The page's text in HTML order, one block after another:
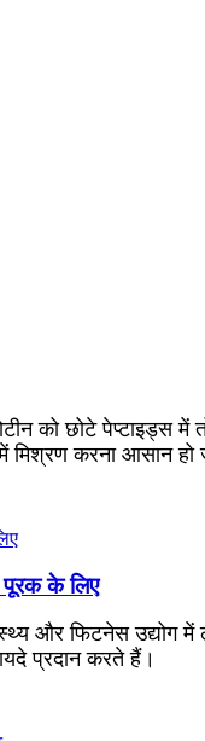
को छोटे पेप्टाइड्स
करना आसान हो
पूरक के लिए
और फिटनेस उद्योग में
प्रदान करते हैं।